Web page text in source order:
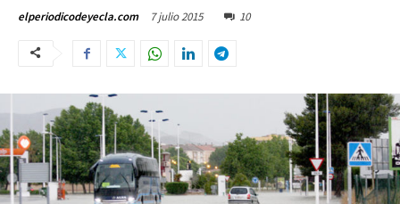
elperiodicodeyecla.com 7 julio 2015 10